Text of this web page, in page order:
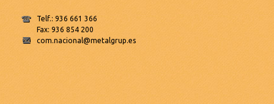
Telf.: 936 661 366
Fax: 936 854 200
com.nacional@metalgrup.es